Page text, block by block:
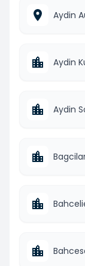
Aydin
Aydin
Aydin